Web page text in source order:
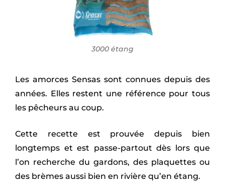
3000 étang
Les amorces Sensas sont connues depuis des
années. Elles restent une référence pour tous
les pêcheurs au coup.
Cette recette est prouvée depuis bien
longtemps et est passe-partout dès lors que
l’on recherche du gardons, des plaquettes ou
des brèmes aussi bien en rivière qu’en étang.